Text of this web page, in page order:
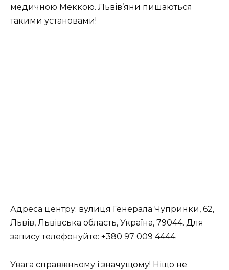
медичною Меккою. Львів’яни пишаються
такими установами!
Адреса центру: вулиця Генерала Чупринки, 62,
Львів, Львівська область, Україна, 79044. Для
запису телефонуйте: +380 97 009 4444.
Увага справжньому і значущому! Ніщо не